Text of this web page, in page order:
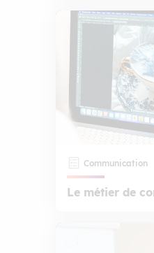
Communication
Le métier de